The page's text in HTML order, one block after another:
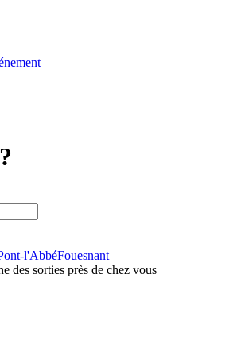
l'AbbéFouesnant
des sorties près de chez vous